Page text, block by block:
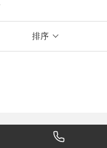
排序